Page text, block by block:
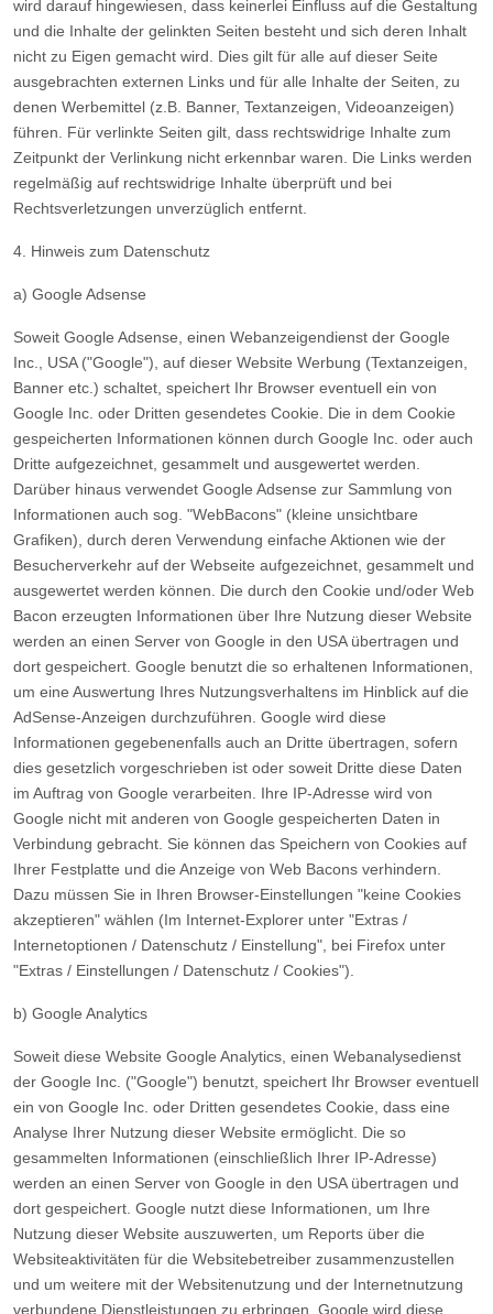
wird darauf hingewiesen, dass keinerlei Einfluss auf die Gestaltung
und die Inhalte der gelinkten Seiten besteht und sich deren Inhalt
nicht zu Eigen gemacht wird. Dies gilt für alle auf dieser Seite
ausgebrachten externen Links und für alle Inhalte der Seiten, zu
denen Werbemittel (z.B. Banner, Textanzeigen, Videoanzeigen)
führen. Für verlinkte Seiten gilt, dass rechtswidrige Inhalte zum
Zeitpunkt der Verlinkung nicht erkennbar waren. Die Links werden
regelmäßig auf rechtswidrige Inhalte überprüft und bei
Rechtsverletzungen unverzüglich entfernt.
4. Hinweis zum Datenschutz
a) Google Adsense
Soweit Google Adsense, einen Webanzeigendienst der Google
Inc., USA ("Google"), auf dieser Website Werbung (Textanzeigen,
Banner etc.) schaltet, speichert Ihr Browser eventuell ein von
Google Inc. oder Dritten gesendetes Cookie. Die in dem Cookie
gespeicherten Informationen können durch Google Inc. oder auch
Dritte aufgezeichnet, gesammelt und ausgewertet werden.
Darüber hinaus verwendet Google Adsense zur Sammlung von
Informationen auch sog. "WebBacons" (kleine unsichtbare
Grafiken), durch deren Verwendung einfache Aktionen wie der
Besucherverkehr auf der Webseite aufgezeichnet, gesammelt und
ausgewertet werden können. Die durch den Cookie und/oder Web
Bacon erzeugten Informationen über Ihre Nutzung dieser Website
werden an einen Server von Google in den USA übertragen und
dort gespeichert. Google benutzt die so erhaltenen Informationen,
um eine Auswertung Ihres Nutzungsverhaltens im Hinblick auf die
AdSense-Anzeigen durchzuführen. Google wird diese
Informationen gegebenenfalls auch an Dritte übertragen, sofern
dies gesetzlich vorgeschrieben ist oder soweit Dritte diese Daten
im Auftrag von Google verarbeiten. Ihre IP-Adresse wird von
Google nicht mit anderen von Google gespeicherten Daten in
Verbindung gebracht. Sie können das Speichern von Cookies auf
Ihrer Festplatte und die Anzeige von Web Bacons verhindern.
Dazu müssen Sie in Ihren Browser-Einstellungen "keine Cookies
akzeptieren" wählen (Im Internet-Explorer unter "Extras /
Internetoptionen / Datenschutz / Einstellung", bei Firefox unter
"Extras / Einstellungen / Datenschutz / Cookies").
b) Google Analytics
Soweit diese Website Google Analytics, einen Webanalysedienst
der Google Inc. ("Google") benutzt, speichert Ihr Browser eventuell
ein von Google Inc. oder Dritten gesendetes Cookie, dass eine
Analyse Ihrer Nutzung dieser Website ermöglicht. Die so
gesammelten Informationen (einschließlich Ihrer IP-Adresse)
werden an einen Server von Google in den USA übertragen und
dort gespeichert. Google nutzt diese Informationen, um Ihre
Nutzung dieser Website auszuwerten, um Reports über die
Websiteaktivitäten für die Websitebetreiber zusammenzustellen
und um weitere mit der Websitenutzung und der Internetnutzung
verbundene Dienstleistungen zu erbringen. Google wird diese